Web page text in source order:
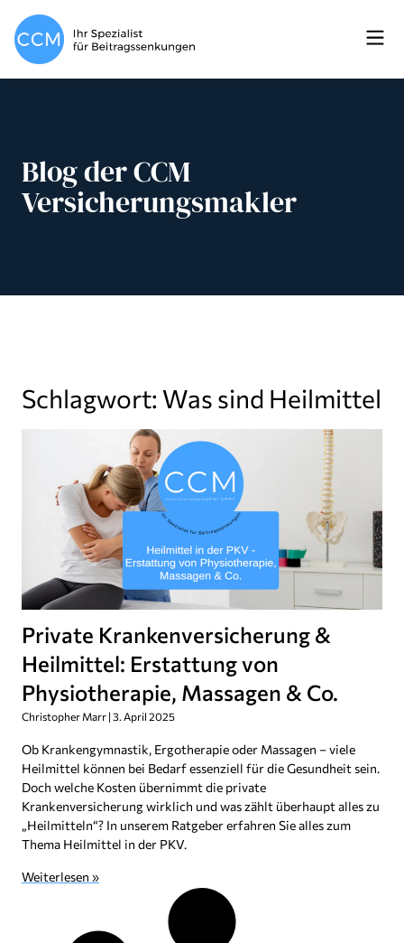
Blog der CCM
Versicherungsmakler
Schlagwort: Was sind Heilmittel
Private Krankenversicherung &
Heilmittel: Erstattung von
Physiotherapie, Massagen & Co.
Christopher Marr 3. April 2025
Ob Krankengymnastik, Ergotherapie oder Massagen – viele
Heilmittel können bei Bedarf essenziell für die Gesundheit sein.
Doch welche Kosten übernimmt die private
Krankenversicherung wirklich und was zählt überhaupt alles zu
„Heilmitteln“? In unserem Ratgeber erfahren Sie alles zum
Thema Heilmittel in der PKV.
Weiterlesen »